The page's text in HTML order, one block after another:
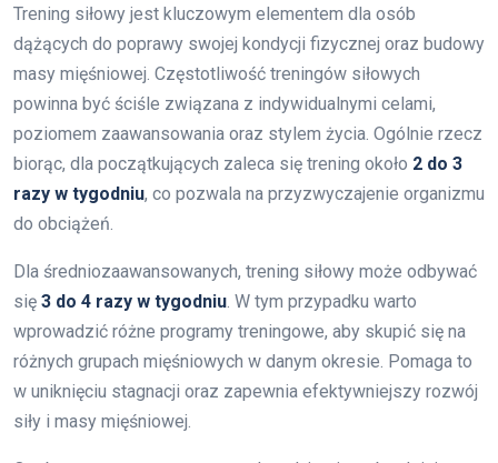
Trening siłowy jest kluczowym elementem dla osób
dążących do poprawy swojej kondycji fizycznej oraz budowy
masy mięśniowej. Częstotliwość treningów siłowych
powinna być ściśle związana z indywidualnymi celami,
poziomem zaawansowania oraz stylem życia. Ogólnie rzecz
biorąc, dla początkujących zaleca się trening około 2 do 3
razy w tygodniu, co pozwala na przyzwyczajenie organizmu
do obciążeń.
Dla średniozaawansowanych, trening siłowy może odbywać
się 3 do 4 razy w tygodniu. W tym przypadku warto
wprowadzić różne programy treningowe, aby skupić się na
różnych grupach mięśniowych w danym okresie. Pomaga to
w uniknięciu stagnacji oraz zapewnia efektywniejszy rozwój
siły i masy mięśniowej.